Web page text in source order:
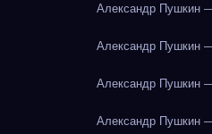
Александр Пушкин
Александр Пушкин
Александр Пушкин
Александр Пушкин